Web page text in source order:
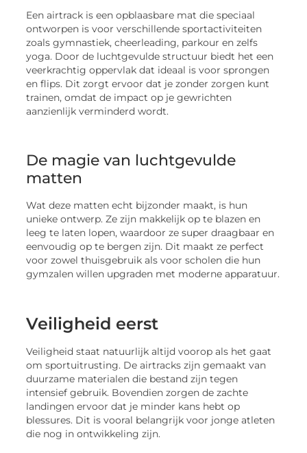
Een airtrack is een opblaasbare mat die speciaal
ontworpen is voor verschillende sportactiviteiten
zoals gymnastiek, cheerleading, parkour en zelfs
yoga. Door de luchtgevulde structuur biedt het een
veerkrachtig oppervlak dat ideaal is voor sprongen
en flips. Dit zorgt ervoor dat je zonder zorgen kunt
trainen, omdat de impact op je gewrichten
aanzienlijk verminderd wordt.
De magie van luchtgevulde
matten
Wat deze matten echt bijzonder maakt, is hun
unieke ontwerp. Ze zijn makkelijk op te blazen en
leeg te laten lopen, waardoor ze super draagbaar en
eenvoudig op te bergen zijn. Dit maakt ze perfect
voor zowel thuisgebruik als voor scholen die hun
gymzalen willen upgraden met moderne apparatuur.
Veiligheid eerst
Veiligheid staat natuurlijk altijd voorop als het gaat
om sportuitrusting. De airtracks zijn gemaakt van
duurzame materialen die bestand zijn tegen
intensief gebruik. Bovendien zorgen de zachte
landingen ervoor dat je minder kans hebt op
blessures. Dit is vooral belangrijk voor jonge atleten
die nog in ontwikkeling zijn.